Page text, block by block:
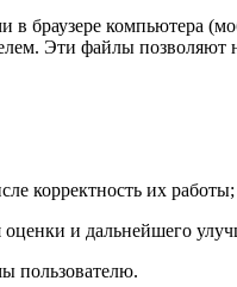
браузере компьютера
Эти файлы
корректность их работы;
и дальнейшего
пользователю.